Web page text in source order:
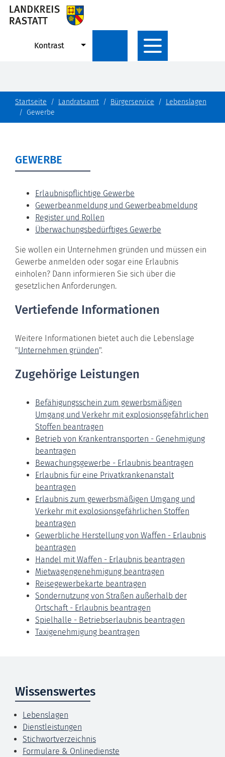
Kontrast
Startseite Landratsamt Bürgerservice
Lebenslagen
Gewerbe
GEWERBE
Erlaubnispflichtige Gewerbe
Gewerbeanmeldung und Gewerbeabmeldung
Register und Rollen
Überwachungsbedürftiges Gewerbe
Sie wollen ein Unternehmen gründen und müssen ein
Gewerbe anmelden oder sogar eine Erlaubnis
einholen? Dann informieren Sie sich über die
gesetzlichen Anforderungen.
Vertiefende Informationen
Weitere Informationen bietet auch die Lebenslage
"Unternehmen gründen".
Zugehörige Leistungen
Befähigungsschein zum gewerbsmäßigen
Umgang und Verkehr mit explosionsgefährlichen
Stoffen beantragen
Betrieb von Krankentransporten - Genehmigung
beantragen
Bewachungsgewerbe - Erlaubnis beantragen
Erlaubnis für eine Privatkrankenanstalt
beantragen
Erlaubnis zum gewerbsmäßigen Umgang und
Verkehr mit explosionsgefährlichen Stoffen
beantragen
Gewerbliche Herstellung von Waffen - Erlaubnis
beantragen
Handel mit Waffen - Erlaubnis beantragen
Mietwagengenehmigung beantragen
Reisegewerbekarte beantragen
Sondernutzung von Straßen außerhalb der
Ortschaft - Erlaubnis beantragen
Spielhalle - Betriebserlaubnis beantragen
Taxigenehmigung beantragen
Wissenswertes
Lebenslagen
Dienstleistungen
Stichwortverzeichnis
Formulare & Onlinedienste